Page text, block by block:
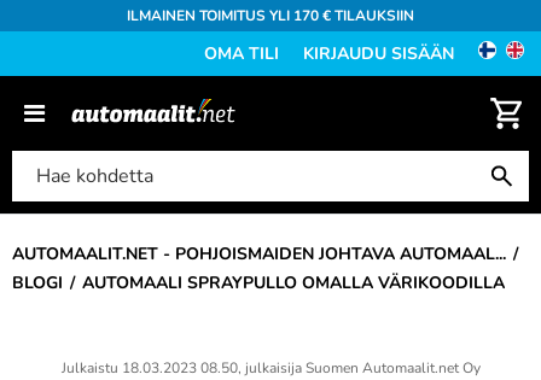
ILMAINEN TOIMITUS YLI 170 € TILAUKSIIN
OMA TILI KIRJAUDU SISÄÄN
AUTOMAALIT.NET - POHJOISMAIDEN JOHTAVA AUTOMAAL...
BLOGI
AUTOMAALI SPRAYPULLO OMALLA VÄRIKOODILLA
Julkaistu 18.03.2023 08.50, julkaisijaSuomen Automaalit.net Oy